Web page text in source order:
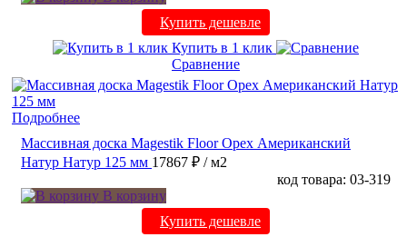
Купить дешевле
Купить в 1 клик
Сравнение
Подробнее
Массивная доска Magestik Floor Орех Американский
Натур Натур 125 мм 17867 ₽ / м2
код товара: 03-319
В корзину
Купить дешевле